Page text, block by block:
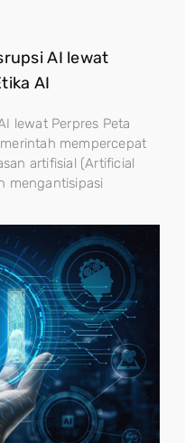
AI lewat
AI
lewat Perpres Peta
mempercepat
artifisial (Artificial
mengantisipasi